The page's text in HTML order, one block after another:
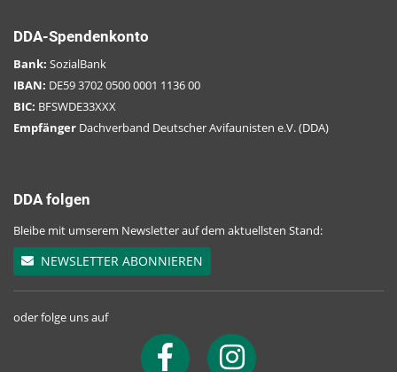
Zautendorf: Vogtsreichenbach
Nürnberg: Wöhrder See
Schönenberg: Burtenbach
Mitwitz: Untere Föritz
Schwabelsberger Weiher
Irnsing: Alte Donau
Herrnsaal: Fischteiche
Kaufbäuren: Wertach zum Bärensee
DDA-Spendenkonto
Bank: SozialBank
IBAN: DE59 3702 0500 0001 1136 00
BIC: BFSWDE33XXX
Empfänger Dachverband Deutscher Avifaunisten e.V. (DDA)
DDA folgen
Bleibe mit umserem Newsletter auf dem aktuellsten Stand:
NEWSLETTER ABONNIEREN
oder folge uns auf